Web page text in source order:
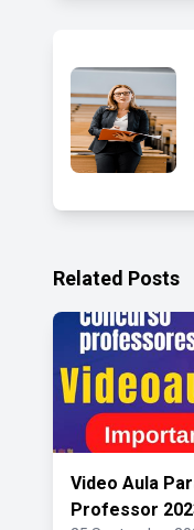
Related Posts
Video Aula
Professor